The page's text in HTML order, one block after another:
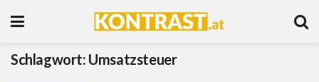
Schlagwort: Umsatzsteuer